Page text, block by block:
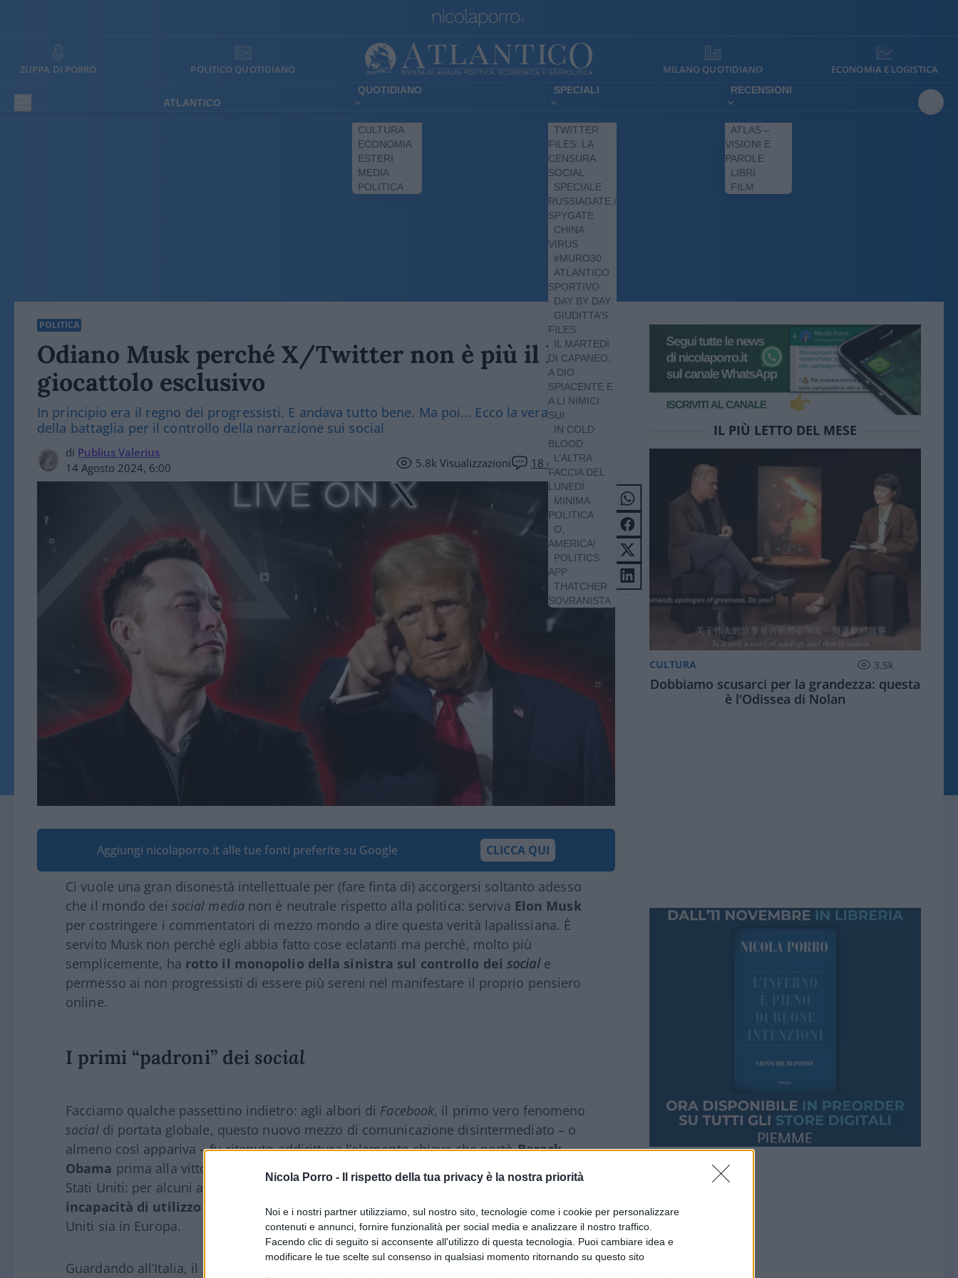
Nicola Porro - Il rispetto della tua privacy è la nostra priorità
Noi e i nostri partner utilizziamo, sul nostro sito, tecnologie come i cookie per personalizzare
contenuti e annunci, fornire funzionalità per social media e analizzare il nostro traffico.
Facendo clic di seguito si acconsente all'utilizzo di questa tecnologia. Puoi cambiare idea e
modificare le tue scelte sul consenso in qualsiasi momento ritornando su questo sito
ZUPPA DI PORRO POLITICO QUOTIDIANO MILANO QUOTIDIANO ECONOMIA E LOGISTICA
ATLANTICO
QUOTIDIANO
CULTURA
ECONOMIA
ESTERI
MEDIA
POLITICA
SPECIALI
TWITTER
FILES: LA
CENSURA
SOCIAL
SPECIALE
RUSSIAGATE /
SPYGATE
CHINA
VIRUS
#MURO30
ATLANTICO
SPORTIVO
DAY BY DAY
GIUDITTA’S
FILES
IL MARTEDÌ
DI CAPANEO,
A DIO
SPIACENTE E
A LI NIMICI
SUI
IN COLD
BLOOD
L’ALTRA
FACCIA DEL
LUNEDÌ
MINIMA
POLITICA
O,
AMERICA!
POLITICS
APP
THATCHER
SOVRANISTA
RECENSIONI
ATLAS –
VISIONI E
PAROLE
LIBRI
FILM
POLITICA
Odiano Musk perché X/Twitter non è più il loro
giocattolo esclusivo
In principio era il regno dei progressisti. E andava tutto bene. Ma poi... Ecco la vera storia
della battaglia per il controllo della narrazione sui social
di Publius Valerius
14 Agosto 2024, 6:00
5.8k Visualizzazioni 18 commenti
Aggiungi nicolaporro.it alle tue fonti preferite su Google CLICCA QUI
Ci vuole una gran disonestà intellettuale per (fare finta di) accorgersi soltanto adesso
che il mondo dei social medianon è neutrale rispetto alla politica: serviva Elon Musk
per costringere i commentatori di mezzo mondo a dire questa verità lapalissiana. È
servito Musk non perché egli abbia fatto cose eclatanti ma perché, molto più
semplicemente, ha rotto il monopolio della sinistra sul controllo deisociale
permesso ai non progressisti di essere più sereni nel manifestare il proprio pensiero
online.
I primi “padroni” dei social
Facciamo qualche passettino indietro: agli albori di Facebook, il primo vero fenomeno
socialdi portata globale, questo nuovo mezzo di comunicazione disintermediato – o
almeno così appariva – fu ritenuto addirittura l’elemento chiave che portòBarack
Obama prima alla vittoria delle primarie democratiche e poi della presidenza degli
Stati Uniti: per alcuni anni, la sinistra ne ha avuto pressoché il monopolio, anche per
incapacità di utilizzo da parte dei suoi avversari, e ciò si è visto sia negli Stati
Uniti sia in Europa.
Guardando all’Italia, il social network
come strumento politico massivo è stato
IL PIÙ LETTO DEL MESE
CULTURA 3.5k
Dobbiamo scusarci per la grandezza: questa
è l'Odissea di Nolan